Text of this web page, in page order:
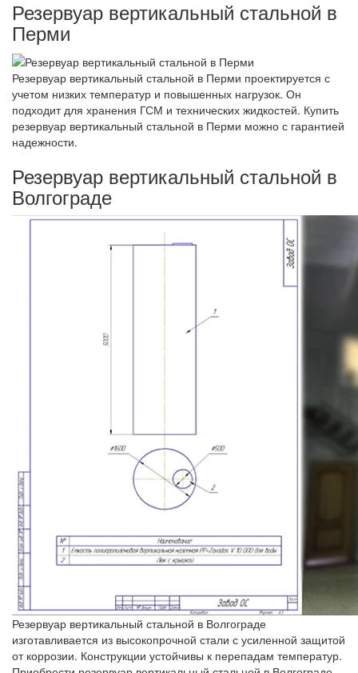
Резервуар вертикальный стальной в
Перми
Резервуар вертикальный стальной в Перми проектируется с
учетом низких температур и повышенных нагрузок. Он
подходит для хранения ГСМ и технических жидкостей. Купить
резервуар вертикальный стальной в Перми можно с гарантией
надежности.
Резервуар вертикальный стальной в
Волгограде
Резервуар вертикальный стальной в Волгограде
изготавливается из высокопрочной стали с усиленной защитой
от коррозии. Конструкции устойчивы к перепадам температур.